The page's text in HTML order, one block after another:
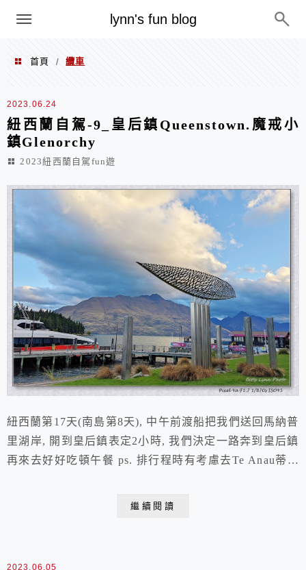
lynn's fun blog
menu
首頁 / 纜車
纜車
2023.06.24
紐西蘭自駕-9_皇后鎮Queenstown.魔戒小
鎮Glenorchy
2023紐西蘭自駕fun遊
紐西蘭第17天(南島第8天), 中午前渡船把我們送回馬納普
里湖岸, 開到皇后鎮表定2小時, 我們決定一路奔到皇后鎮
再來去好好吃頓午餐 ps. 排行程時有考慮去Te Anau蒂阿
繼續閱讀
2023.06.05